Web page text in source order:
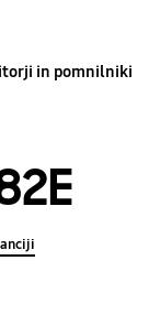
in pomnilniki